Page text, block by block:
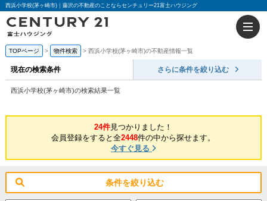
西浜小学校(茅ヶ崎市)｜藤沢の不動産のことならセンチュリー21富士ハウジング
TOPページ 物件検索 西浜小学校(茅ヶ崎市)の不動産情報一覧
現在の検索条件 さらに条件を絞り込む
西浜小学校(茅ヶ崎市)の検索結果一覧
24件見つかりました！
会員登録をすると全2448件の中から探せます。
今すぐ見る
条件を絞り込む